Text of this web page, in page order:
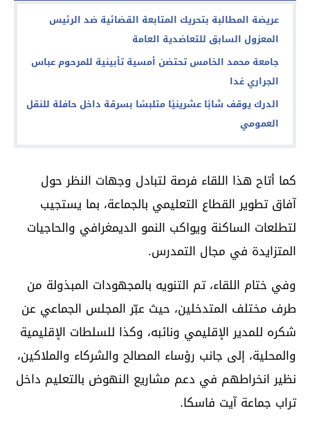
عريضة المطالبة بتحريك المتابعة القضائية ضد الرئيس
المعزول السابق للتعاضدية العامة
جامعة محمد الخامس تحتضن أمسية تأبينية للمرحوم عباس
الجراري غدا
الدرك يوقف شابًا عشرينيًا متلبسًا بسرقة داخل حافلة للنقل
العمومي
كما أتاح هذا اللقاء فرصة لتبادل وجهات النظر حول
آفاق تطوير القطاع التعليمي بالجماعة، بما يستجيب
لتطلعات الساكنة ويواكب النمو الديمغرافي والحاجيات
المتزايدة في مجال التمدرس.
وفي ختام اللقاء، تم التنويه بالمجهودات المبذولة من
طرف مختلف المتدخلين، حيث عبّر المجلس الجماعي عن
شكره للمدير الإقليمي ونائبه، وكذا للسلطات الإقليمية
والمحلية، إلى جانب رؤساء المصالح والشركاء والملاكين،
نظير انخراطهم في دعم مشاريع النهوض بالتعليم داخل
تراب جماعة آيت فاسكا.